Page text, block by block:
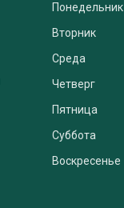
Понедельник
Вторник
Среда
Четверг
Пятница
Суббота
Воскресенье